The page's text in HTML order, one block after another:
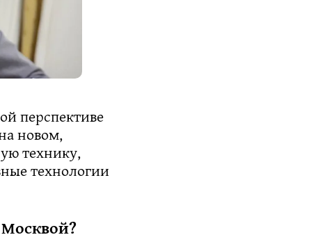
перспективе
новом,
технику,
технологии